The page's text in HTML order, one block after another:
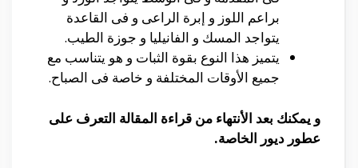
براعم اللوز و إبرة الراعى و فى القاعدة
يتواجد المسك و الفانيليا و جوزة الطيب.
يتميز هذا النوع بقوة الثبات و هو يتناسب مع
جميع الأوقات المختلفة و خاصة فى الصباح.
و يمكنك بعد الأنتهاء من قراءة المقالة التعرف على
عطور ديور الخاصة.